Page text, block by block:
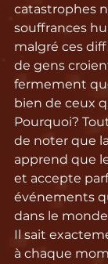
catastrophes
souffrances
malgré ces
de gens
fermement
bien de ceux
Pourquoi?
de noter que
apprend que
et accepte
événements
dans le
Il sait
à chaque